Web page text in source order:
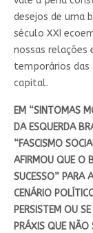
desejos de uma
século XXI
nossas relações
temporários
capital.
EM “SINTOMAS
DA ESQUERDA
“FASCISMO
AFIRMOU QUE O
SUCESSO” PARA
CENÁRIO
PERSISTEM OU
PRÁXIS QUE NÃO